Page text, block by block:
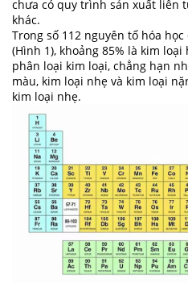
chưa có quy trình sản xuất liên
khác.
Trong số 112 nguyên tố hóa
(Hình 1), khoảng 85% là kim
phân loại kim loại, chẳng hạn
màu, kim loại nhẹ và kim loại
kim loại nhẹ.